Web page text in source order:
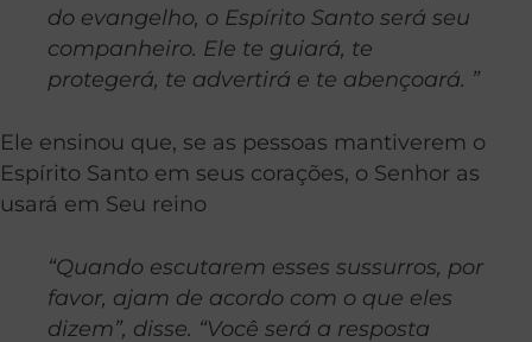
do evangelho, o Espírito Santo será seu
companheiro. Ele te guiará, te
protegerá, te advertirá e te abençoará. ”
Ele ensinou que, se as pessoas mantiverem o
Espírito Santo em seus corações, o Senhor as
usará em Seu reino
“Quando escutarem esses sussurros, por
favor, ajam de acordo com o que eles
dizem”, disse. “Você será a resposta